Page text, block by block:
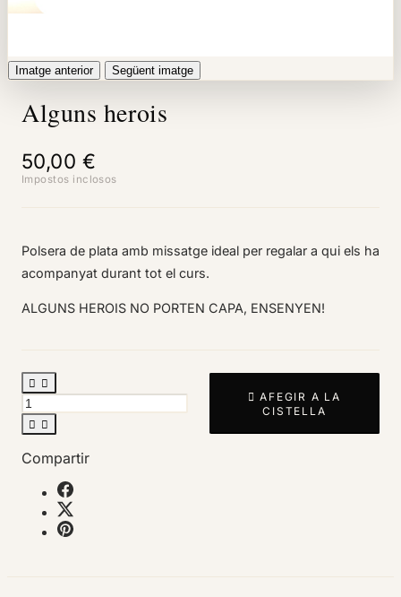
Imatge anterior Següent imatge
Alguns herois
50,00 €
Impostos inclosos
Polsera de plata amb missatge ideal per regalar a qui els ha
acompanyat durant tot el curs.
ALGUNS HEROIS NO PORTEN CAPA, ENSENYEN!
 
 
 AFEGIR A LA
CISTELLA
Compartir